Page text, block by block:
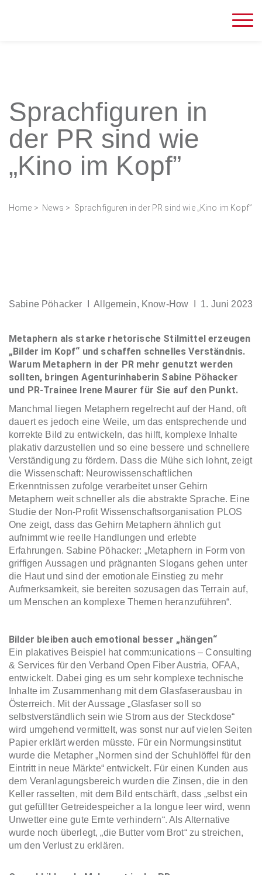
Sprachfiguren in
der PR sind wie
„Kino im Kopf”
Home > News > Sprachfiguren in der PR sind wie „Kino im Kopf”
Sabine Pöhacker IAllgemein, Know-How I 1. Juni 2023
Metaphern als starke rhetorische Stilmittel erzeugen
„Bilder im Kopf“ und schaffen schnelles Verständnis.
Warum Metaphern in der PR mehr genutzt werden
sollten, bringen Agenturinhaberin Sabine Pöhacker
und PR-Trainee Irene Maurer für Sie auf den Punkt.
Manchmal liegen Metaphern regelrecht auf der Hand, oft
dauert es jedoch eine Weile, um das entsprechende und
korrekte Bild zu entwickeln, das hilft, komplexe Inhalte
plakativ darzustellen und so eine bessere und schnellere
Verständigung zu fördern. Dass die Mühe sich lohnt, zeigt
die Wissenschaft: Neurowissenschaftlichen
Erkenntnissen zufolge verarbeitet unser Gehirn
Metaphern weit schneller als die abstrakte Sprache. Eine
Studie der Non-Profit Wissenschaftsorganisation PLOS
One zeigt, dass das Gehirn Metaphern ähnlich gut
aufnimmt wie reelle Handlungen und erlebte
Erfahrungen. Sabine Pöhacker: „Metaphern in Form von
griffigen Aussagen und prägnanten Slogans gehen unter
die Haut und sind der emotionale Einstieg zu mehr
Aufmerksamkeit, sie bereiten sozusagen das Terrain auf,
um Menschen an komplexe Themen heranzuführen“.
Bilder bleiben auch emotional besser „hängen“
Ein plakatives Beispiel hat comm:unications – Consulting
& Services für den Verband Open Fiber Austria, OFAA,
entwickelt. Dabei ging es um sehr komplexe technische
Inhalte im Zusammenhang mit dem Glasfaserausbau in
Österreich. Mit der Aussage „Glasfaser soll so
selbstverständlich sein wie Strom aus der Steckdose“
wird umgehend vermittelt, was sonst nur auf vielen Seiten
Papier erklärt werden müsste. Für ein Normungsinstitut
wurde die Metapher „Normen sind der Schuhlöffel für den
Eintritt in neue Märkte“ entwickelt. Für einen Kunden aus
dem Veranlagungsbereich wurden die Zinsen, die in den
Keller rasselten, mit dem Bild entschärft, dass „selbst ein
gut gefüllter Getreidespeicher a la longue leer wird, wenn
Unwetter eine gute Ernte verhindern“. Als Alternative
wurde noch überlegt, „die Butter vom Brot“ zu streichen,
um den Verlust zu erklären.